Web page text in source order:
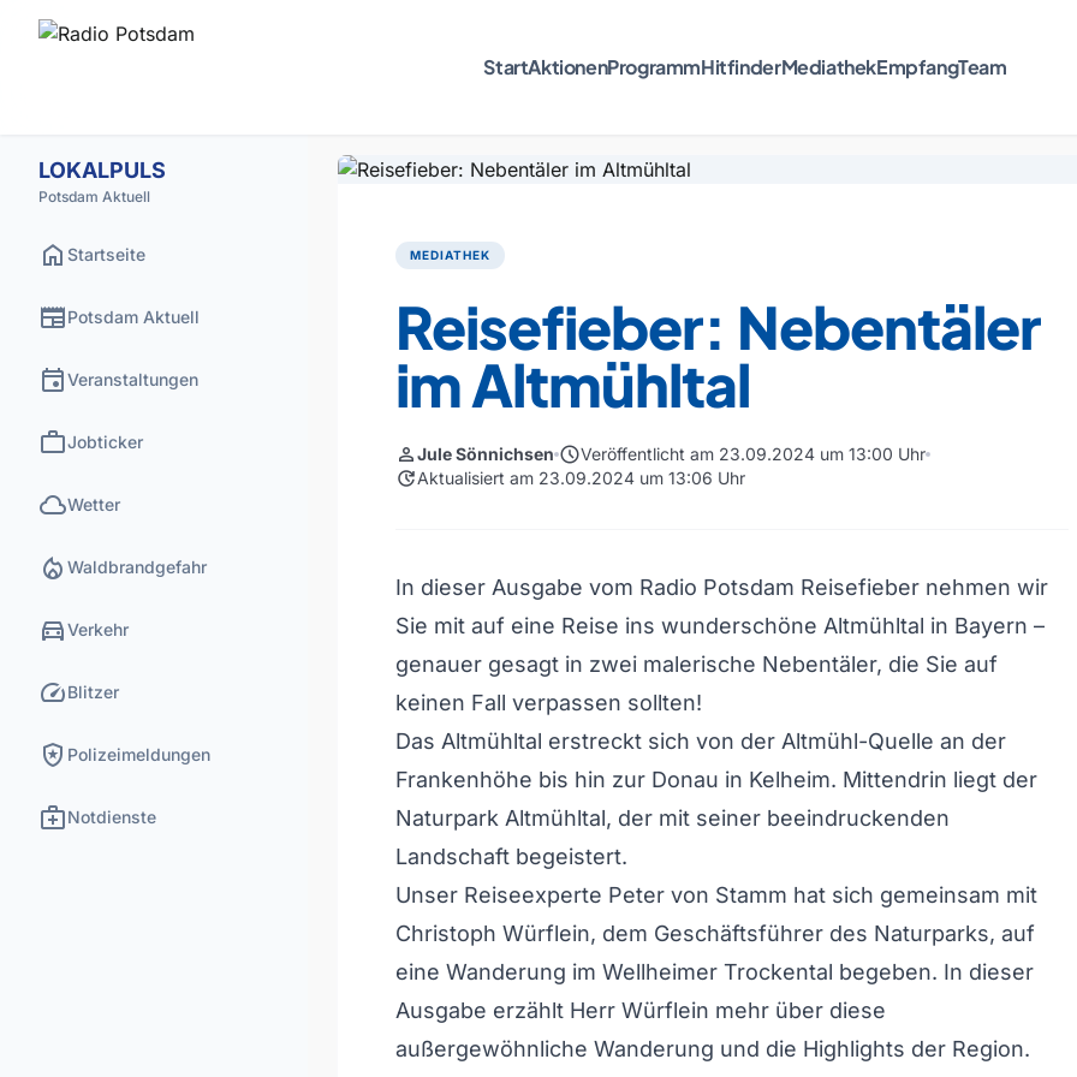
StartAktionenProgrammHitfinderMediathekEmpfangTeam
LOKALPULS
Potsdam Aktuell
home Startseite
newspaperPotsdam Aktuell
eventVeranstaltungen
workJobticker
cloudWetter
local_fire_department Waldbrandgefahr
directions_carVerkehr
speedBlitzer
local_police Polizeimeldungen
medical_servicesNotdienste
MEDIATHEK
Reisefieber: Nebentäler
im Altmühltal
personJule Sönnichsen scheduleVeröffentlicht am 23.09.2024 um 13:00 Uhr
updateAktualisiert am 23.09.2024 um 13:06 Uhr
In dieser Ausgabe vom Radio Potsdam Reisefieber nehmen wir
Sie mit auf eine Reise ins wunderschöne Altmühltal in Bayern –
genauer gesagt in zwei malerische Nebentäler, die Sie auf
keinen Fall verpassen sollten!
Das Altmühltal erstreckt sich von der Altmühl-Quelle an der
Frankenhöhe bis hin zur Donau in Kelheim. Mittendrin liegt der
Naturpark Altmühltal, der mit seiner beeindruckenden
Landschaft begeistert.
Unser Reiseexperte Peter von Stamm hat sich gemeinsam mit
Christoph Würflein, dem Geschäftsführer des Naturparks, auf
eine Wanderung im Wellheimer Trockental begeben. In dieser
Ausgabe erzählt Herr Würflein mehr über diese
außergewöhnliche Wanderung und die Highlights der Region.